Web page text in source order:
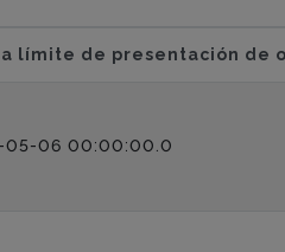
límite de presentación de
05-06 00:00:00.0